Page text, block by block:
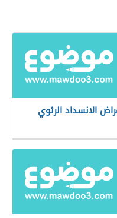
الانسداد الرئوي